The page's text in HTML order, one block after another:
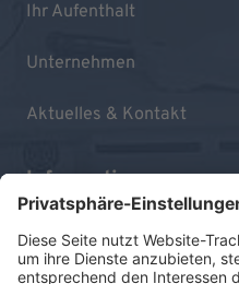
Ihr Aufenthalt
Unternehmen
Aktuelles & Kontakt
Informationen
Impressum